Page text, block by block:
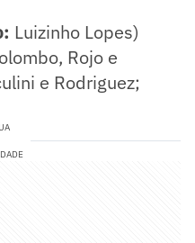
Luizinho Lopes)
Rojo e
e Rodriguez;